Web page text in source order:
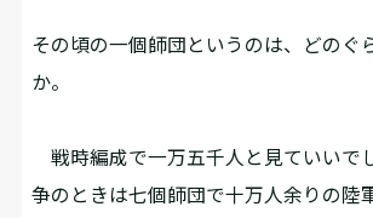
――その頃の一個師団というのは、どの
か。
戦時編成で一万五千人と見ていいで
争のときは七個師団で十万人余りの陸